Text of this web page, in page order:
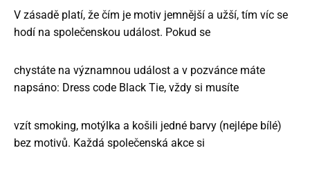
V zásadě platí, že čím je motiv jemnější a užší, tím víc se
hodí na společenskou událost. Pokud se
chystáte na významnou událost a v pozvánce máte
napsáno: Dress code Black Tie, vždy si musíte
vzít smoking, motýlka a košili jedné barvy (nejlépe bílé)
bez motivů. Každá společenská akce si